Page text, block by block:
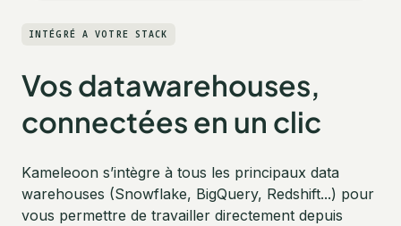
INTÉGRÉ A VOTRE STACK
Vos datawarehouses,
connectées en un clic
Kameleoon s’intègre à tous les principaux data
warehouses (Snowflake, BigQuery, Redshift...) pour
vous permettre de travailler directement depuis